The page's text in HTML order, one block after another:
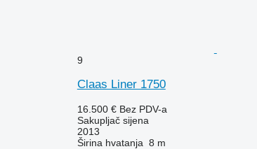
9
Claas Liner 1750
16.500 € Bez PDV-a
Sakupljač sijena
2013
Širina hvatanja 8 m